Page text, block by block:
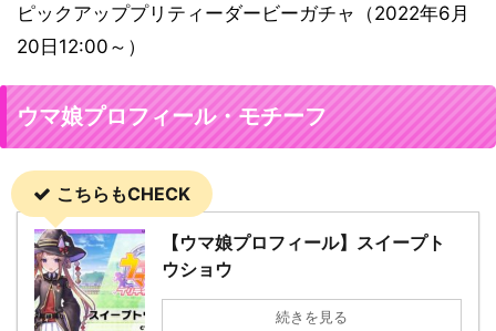
ピックアッププリティーダービーガチャ（2022年6月
20日12:00～）
ウマ娘プロフィール・モチーフ
こちらもCHECK
【ウマ娘プロフィール】スイープト
ウショウ
続きを見る